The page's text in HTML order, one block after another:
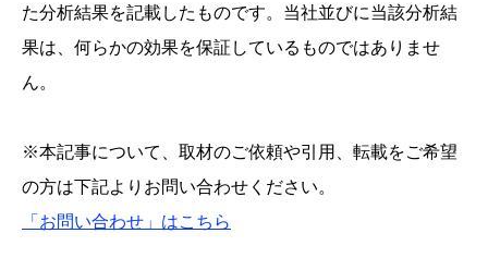
た分析結果を記載したものです。当社並びに当該分析結
果は、何らかの効果を保証しているものではありませ
ん。
※本記事について、取材のご依頼や引用、転載をご希望
の方は下記よりお問い合わせください。
「お問い合わせ」はこちら